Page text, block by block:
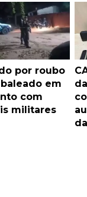
por roubo
em
com
militares